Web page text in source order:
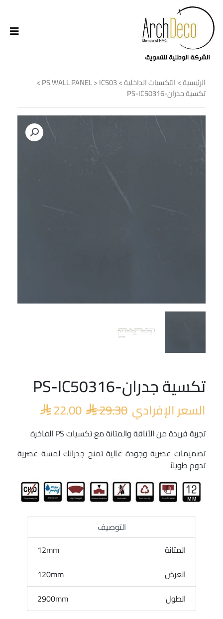
الرئيسية>التكسيات الداخلية>
PS WALL PANEL>IC503
>
تكسية جدران-PS-IC50316
تكسية جدران-PS-IC50316
السعر الإفرادي 29.30
السعر
الأصلي
هو:
 29.30.
22.00
السعر
الحالي
هو:
تجربة فريدة من الأناقة والمتانة مع تكسيات PS الفاخرة
تصميمات عصرية وجودة عالية تمنح جدرانك لمسة عصرية
تدوم طويلاً
التوصيف
المتانة
12mm
العرض
120mm
الطول
2900mm